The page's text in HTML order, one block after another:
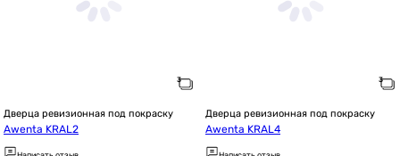
Дверца ревизионная под покраску
Awenta KRAL2
Дверца ревизионная под покраску
Awenta KRAL4